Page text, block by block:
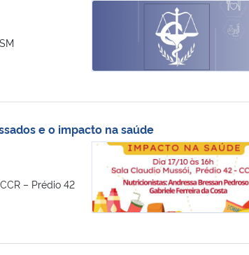
I SEMANA ACADÊMICA
e o impacto na saúde
– Prédio 42
Consumo de alimentos